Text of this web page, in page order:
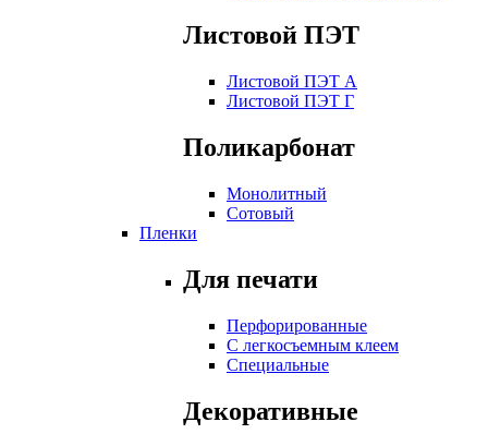
Листовой ПЭТ
Листовой ПЭТ А
Листовой ПЭТ Г
Поликарбонат
Монолитный
Сотовый
Пленки
Для печати
Перфорированные
С легкосъемным клеем
Специальные
Декоративные